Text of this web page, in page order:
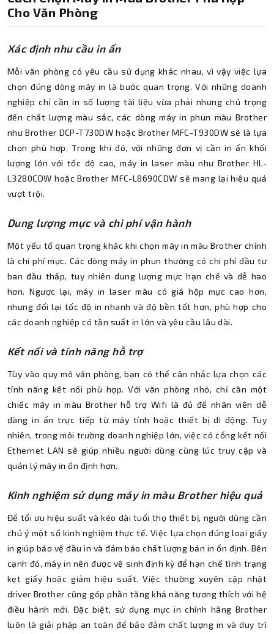
Cho Văn Phòng
Xác định nhu cầu in ấn
Mỗi văn phòng có yêu cầu sử dụng khác nhau, vì vậy việc lựa
chọn đúng dòng máy in là bước quan trọng. Với những doanh
nghiệp chỉ cần in số lượng tài liệu vừa phải nhưng chú trọng
đến chất lượng màu sắc, các dòng máy in phun màu Brother
như Brother DCP-T730DW hoặc Brother MFC-T930DW sẽ là lựa
chọn phù hợp. Trong khi đó, với những đơn vị cần in ấn khối
lượng lớn với tốc độ cao, máy in laser màu như Brother HL-
L3280CDW hoặc Brother MFC-L8690CDW sẽ mang lại hiệu quả
vượt trội.
Dung lượng mực và chi phí vận hành
Một yếu tố quan trọng khác khi chọn máy in màu Brother chính
là chi phí mực. Các dòng máy in phun thường có chi phí đầu tư
ban đầu thấp, tuy nhiên dung lượng mực hạn chế và dễ hao
hơn. Ngược lại, máy in laser màu có giá hộp mực cao hơn,
nhưng đổi lại tốc độ in nhanh và độ bền tốt hơn, phù hợp cho
các doanh nghiệp có tần suất in lớn và yêu cầu lâu dài.
Kết nối và tính năng hỗ trợ
Tùy vào quy mô văn phòng, bạn có thể cân nhắc lựa chọn các
tính năng kết nối phù hợp. Với văn phòng nhỏ, chỉ cần một
chiếc máy in màu Brother hỗ trợ Wifi là đủ để nhân viên dễ
dàng in ấn trực tiếp từ máy tính hoặc thiết bị di động. Tuy
nhiên, trong môi trường doanh nghiệp lớn, việc có cổng kết nối
Ethernet LAN sẽ giúp nhiều người dùng cùng lúc truy cập và
quản lý máy in ổn định hơn.
Kinh nghiệm sử dụng máy in màu Brother hiệu quả
Để tối ưu hiệu suất và kéo dài tuổi thọ thiết bị, người dùng cần
chú ý một số kinh nghiệm thực tế. Việc lựa chọn đúng loại giấy
in giúp bảo vệ đầu in và đảm bảo chất lượng bản in ổn định. Bên
cạnh đó, máy in nên được vệ sinh định kỳ để hạn chế tình trạng
kẹt giấy hoặc giảm hiệu suất. Việc thường xuyên cập nhật
driver Brother cũng góp phần tăng khả năng tương thích với hệ
điều hành mới. Đặc biệt, sử dụng mực in chính hãng Brother
luôn là giải pháp an toàn để bảo đảm chất lượng in và duy trì